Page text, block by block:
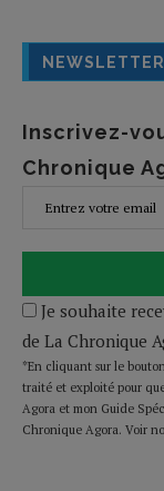
Inscrivez-
Chronique
Je souhaite
de La Chronique
*En cliquant sur le
traité et exploité pour
Agora et mon Guide
Chronique Agora. Voir